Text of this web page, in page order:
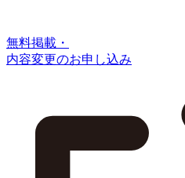
無料掲載・
内容変更のお申し込み